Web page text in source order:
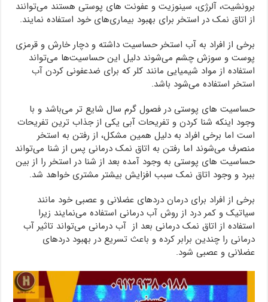
برونشیت، آلرژی، سینوزیت و عفونت های پوستی هستند می‌توانند
از اتاق نمک در استخر برای بهبود بیماری‌های خود استفاده نمایند.
برخی از افراد به آب استخر حساسیت داشته و دچار خارش و قرمزی
پوست و سوزش چشم می‌شوند دلیل این حساسیت‌ها می‌تواند
استفاده از مواد شیمیایی مانند کلر که برای ضدعفونی کردن آب
استخر استفاده می‌شود باشد.
حساسیت های پوستی در فصول گرم سال شایع تر می‌باشد و با
وجود اینکه شنا کردن و تفریحات آبی یکی از جذاب ترین تفریحات
است اما برخی افراد به دلیل همین مشکل، از رفتن به استخر
منصرف می‌شوند اما رفتن به اتاق نمک درمانی پس از شنا می‌تواند
حساسیت های پوستی به وجود آمده بعد از شنا در استخر را از بین
ببرد و وجود اتاق نمک سبب افزایش بیشتر مشتری خواهد شد.
برخی از افراد برای درمان دردهای عضلانی و عصبی خود مانند
سیاتیک و کمر درد از روش آب درمانی استفاده می‌نمایند زیرا
استفاده از اتاق نمک درمانی بعد از آب درمانی می‌تواند تاثیر آب
درمانی را چندین برابر کرده و باعث تسریع در بهبود دردهای
عضلانی و عصبی شود.